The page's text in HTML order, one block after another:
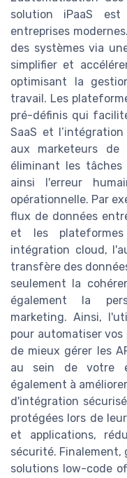
solution iPaaS
entreprises
des systèmes via
simplifier et
optimisant la
travail. Les
pré-définis qui
SaaS et
aux marketeurs de
éliminant les tâches
ainsi l'erreur
opérationnelle. Par
flux de données
et les
intégration cloud,
transfère des
seulement la
également la
marketing. Ainsi,
pour automatiser vos
de mieux gérer les
au sein de votre
également à
d'intégration
protégées lors de
et applications,
sécurité.
solutions low-code